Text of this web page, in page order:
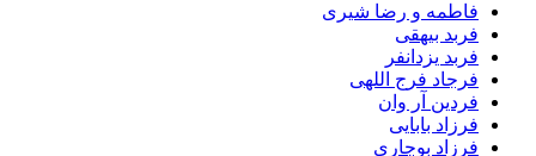
فاطمه و رضا شیری
فربد بیهقی
فربد یزدانفر
فرجاد فرج اللهی
فردین آر وان
فرزاد بابایی
فرزاد بوجاری